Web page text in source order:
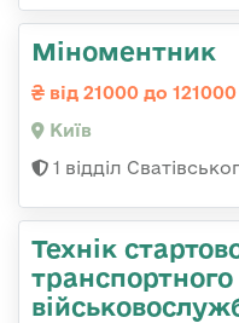
Міноментник
від 21000 до
Київ
1 відділ
Технік